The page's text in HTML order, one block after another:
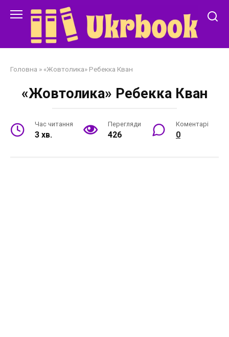
Головна » «Жовтолика» Ребекка Кван
«Жовтолика» Ребекка Кван
Час читання
3 хв.
Перегляди
426
Коментарі
0